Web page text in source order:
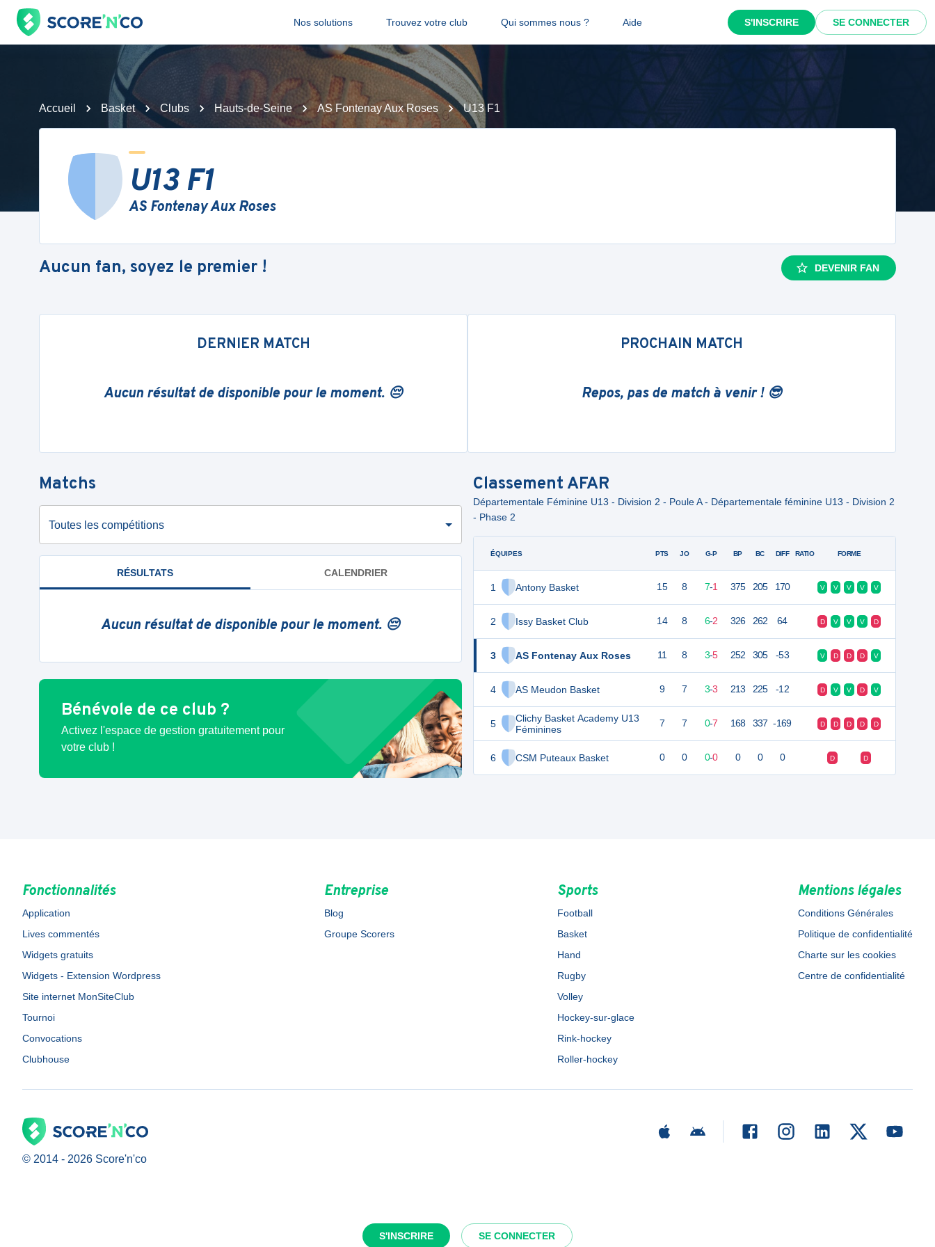
Nos solutions Trouvez votre club Qui sommes nous ? Aide S'INSCRIRE SE CONNECTER
S'INSCRIRE SE CONNECTER
Accueil Basket Clubs Hauts-de-Seine AS Fontenay Aux Roses U13 F1
U13 F1
AS Fontenay Aux Roses
Aucun fan, soyez le premier ! DEVENIR FAN
DERNIER MATCH
Aucun résultat de disponible pour le moment. 😔
PROCHAIN MATCH
Repos, pas de match à venir ! 😎
Matchs
Toutes les compétitions
RÉSULTATS CALENDRIER
Aucun résultat de disponible pour le moment. 😔
Bénévole de ce club ?
Activez l'espace de gestion gratuitement pour
votre club !
Classement AFAR
Départementale Féminine U13 - Division 2 - Poule A - Départementale féminine U13 - Division 2
- Phase 2
ÉQUIPES
1 Antony Basket
2 Issy Basket Club
3 AS Fontenay Aux Roses
4 AS Meudon Basket
5
Clichy Basket Academy U13
Féminines
6 CSM Puteaux Basket
PTS JO G-P BP BC DIFF RATIO FORME
15 8 7-1 375 205 170 V V V V V
14 8 6-2 326 262 64 D V V V D
11 8 3-5 252 305 -53 V D D D V
9 7 3-3 213 225 -12 D V V D V
7 7 0-7 168 337 -169 D D D D D
0 0 0-0 0 0 0 D D
Fonctionnalités
Application
Lives commentés
Widgets gratuits
Widgets - Extension Wordpress
Site internet MonSiteClub
Tournoi
Convocations
Clubhouse
Entreprise
Blog
Groupe Scorers
Sports
Football
Basket
Hand
Rugby
Volley
Hockey-sur-glace
Rink-hockey
Roller-hockey
Mentions légales
Conditions Générales
Politique de confidentialité
Charte sur les cookies
Centre de confidentialité
© 2014 - 2026 Score'n'co